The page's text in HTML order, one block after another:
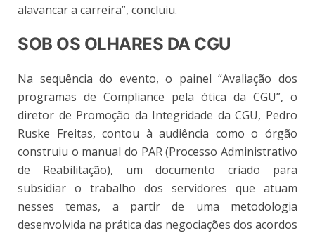
alavancar a carreira”, concluiu.
SOB OS OLHARES DA CGU
Na sequência do evento, o painel “Avaliação dos
programas de Compliance pela ótica da CGU”, o
diretor de Promoção da Integridade da CGU, Pedro
Ruske Freitas, contou à audiência como o órgão
construiu o manual do PAR (Processo Administrativo
de Reabilitação), um documento criado para
subsidiar o trabalho dos servidores que atuam
nesses temas, a partir de uma metodologia
desenvolvida na prática das negociações dos acordos